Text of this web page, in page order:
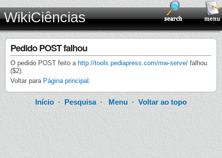
WikiCiências
Pedido POST falhou
O pedido POST feito a http://tools.pediapress.com/mw-serve/ falhou
($2).
Voltar para Página principal .
Início·Pesquisa· Menu· Voltar ao topo